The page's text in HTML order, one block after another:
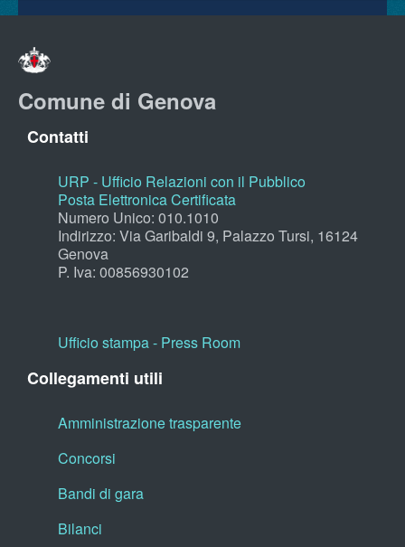
Comune di Genova
Contatti
URP - Ufficio Relazioni con il Pubblico
Posta Elettronica Certificata
Numero Unico: 010.1010
Indirizzo: Via Garibaldi 9, Palazzo Tursi, 16124
Genova
P. Iva: 00856930102
Ufficio stampa - Press Room
Collegamenti utili
Amministrazione trasparente
Concorsi
Bandi di gara
Bilanci